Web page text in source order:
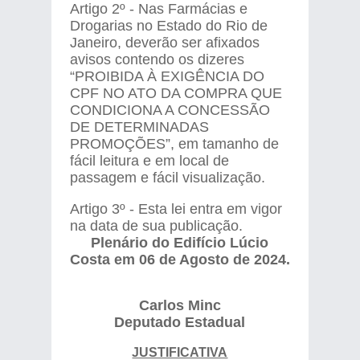
Artigo 2º - Nas Farmácias e
Drogarias no Estado do Rio de
Janeiro, deverão ser afixados
avisos contendo os dizeres
“PROIBIDA À EXIGÊNCIA DO
CPF NO ATO DA COMPRA QUE
CONDICIONA A CONCESSÃO
DE DETERMINADAS
PROMOÇÕES”, em tamanho de
fácil leitura e em local de
passagem e fácil visualização.
Artigo 3º - Esta lei entra em vigor
na data de sua publicação.
Plenário do Edifício Lúcio
Costa em 06 de Agosto de 2024.
Carlos Minc
Deputado Estadual
JUSTIFICATIVA